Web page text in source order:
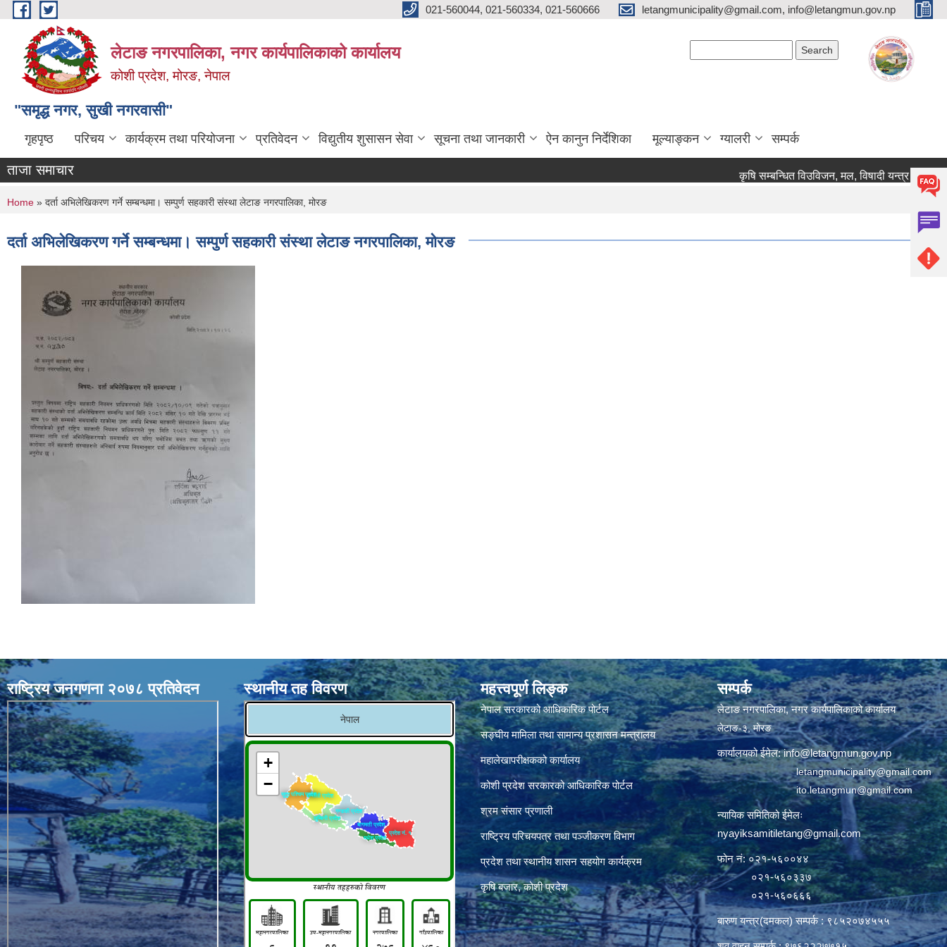
Skip to main content 021-560044, 021-560334, 021-560666 letangmunicipality@gmail.com, info@letangmun.gov.np
लेटाङ नगरपालिका, नगर कार्यपालिकाको कार्यालय
कोशी प्रदेश, मोरङ, नेपाल
"समृद्ध नगर, सुखी नगरवासी"
गृहपृष्ठ परिचय कार्यक्रम तथा परियोजना प्रतिवेदन विद्युतीय शुसासन सेवा सूचना तथा जानकारी ऐन कानुन निर्देशिका मूल्याङ्कन ग्यालरी सम्पर्क
ताजा समाचार कृषि सम्बन्धित विउविजन, मल, विषादी यन्त्र उपकरण
You are here
Home » दर्ता अभिलेखिकरण गर्ने सम्बन्धमा। सम्पुर्ण सहकारी संस्था लेटाङ नगरपालिका, मोरङ
दर्ता अभिलेखिकरण गर्ने सम्बन्धमा। सम्पुर्ण सहकारी संस्था लेटाङ नगरपालिका, मोरङ
राष्ट्रिय जनगणना २०७८ प्रतिवेदन स्थानीय तह विवरण महत्त्वपूर्ण लिङ्क
नेपाल सरकारको आधिकारिक पोर्टल
सङ्‍घीय मामिला तथा सामान्य प्रशासन मन्त्रालय
महालेखापरीक्षकको कार्यालय
कोशी प्रदेश सरकारको आधिकारिक पोर्टल
श्रम संसार प्रणाली
राष्ट्रिय परिचयपत्र तथा पञ्जीकरण विभाग
प्रदेश तथा स्थानीय शासन सहयोग कार्यक्रम
कृषि बजार, कोशी प्रदेश
सम्पर्क
लेटाङ नगरपालिका, नगर कार्यपालिकाको कार्यालय
लेटाङ-३, मोरङ
कार्यालयको ईमेल:info@letangmun.gov.np
letangmunicipality@gmail.com
ito.letangmun@gmail.com
न्यायिक समितिको ईमेलः
nyayiksamitiletang@gmail.com
फोन नं: ०२१-५६००४४
०२१-५६०३३७
०२१-५६०६६६
बारुण यन्त्र(दमकल) सम्पर्क : ९८५२०७४५५५